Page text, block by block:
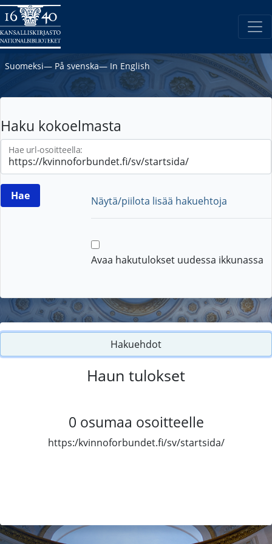
Suomeksi― På svenska― In English
Haku kokoelmasta
Hae url-osoitteella:
Näytä/piilota lisää hakuehtoja
Avaa hakutulokset uudessa ikkunassa
Hakuehdot
Haun tulokset
0 osumaa osoitteelle
https:/kvinnoforbundet.fi/sv/startsida/